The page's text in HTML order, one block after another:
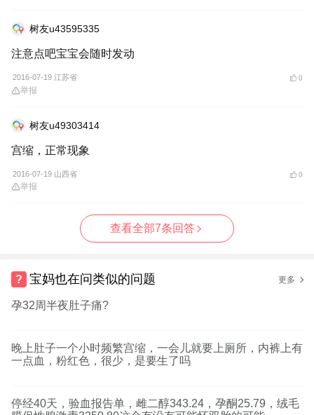
树友u43595335
注意点吧宝宝会随时发动
2016-07-19 江苏省 0
举报
树友u49303414
宫缩，正常现象
2016-07-19 山西省 0
举报
查看全部7条回答
宝妈也在问类似的问题 更多
孕32周半夜肚子痛?
晚上肚子一个小时频繁宫缩，一会儿就要上厕所，内裤上有
一点血，粉红色，很少，是要生了吗
停经40天，验血报告单，雌二醇343.24，孕酮25.79，绒毛